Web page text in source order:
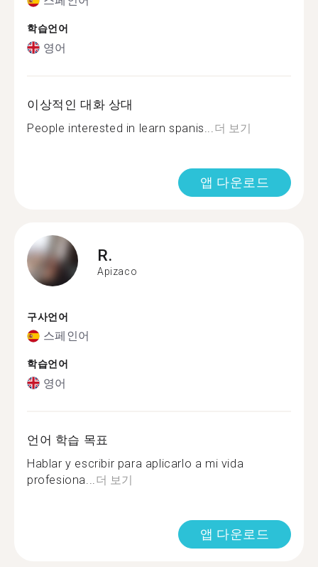
학습언어
영어
이상적인 대화 상대
People interested in learn spanis... 더 보기
앱 다운로드
R.
Apizaco
구사언어
스페인어
학습언어
영어
언어 학습 목표
Hablar y escribir para aplicarlo a mi vida
profesiona... 더 보기
앱 다운로드